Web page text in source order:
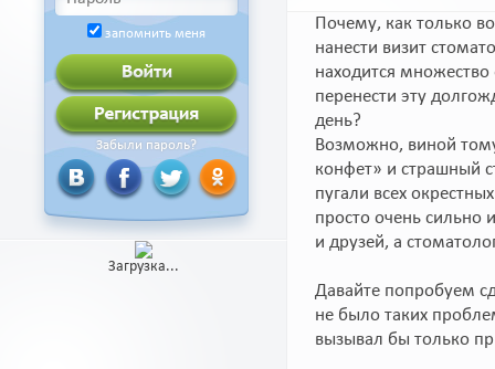
запомнить меня
Забыли пароль?
Загрузка...
Почему, как только
нанести визит
находится
перенести эту
день?
Возможно, виной
конфет» и страшный
пугали всех
просто очень сильно
и друзей, а
Давайте попробуем
не было таких
вызывал бы только